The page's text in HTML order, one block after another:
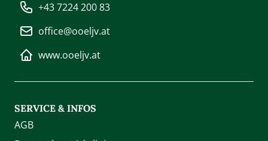
+43 7224 200 83
office@ooeljv.at
www.ooeljv.at
SERVICE & INFOS
AGB